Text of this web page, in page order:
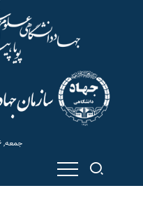
جمعه, ۱۶ام مرداد , ۱۴۰۵